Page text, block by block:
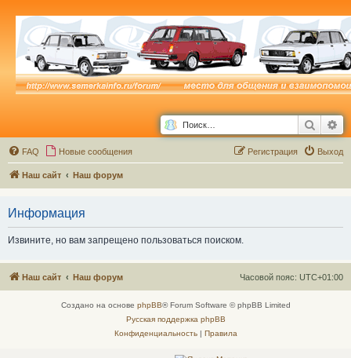
Поиск
FAQ Новые сообщения Выход
Регистрация
Наш сайт Наш форум
Информация
Извините, но вам запрещено пользоваться поиском.
Наш сайт Наш форум Часовой пояс: UTC+01:00
Создано на основе phpBB® Forum Software © phpBB Limited
Русская поддержка phpBB
Конфиденциальность| Правила